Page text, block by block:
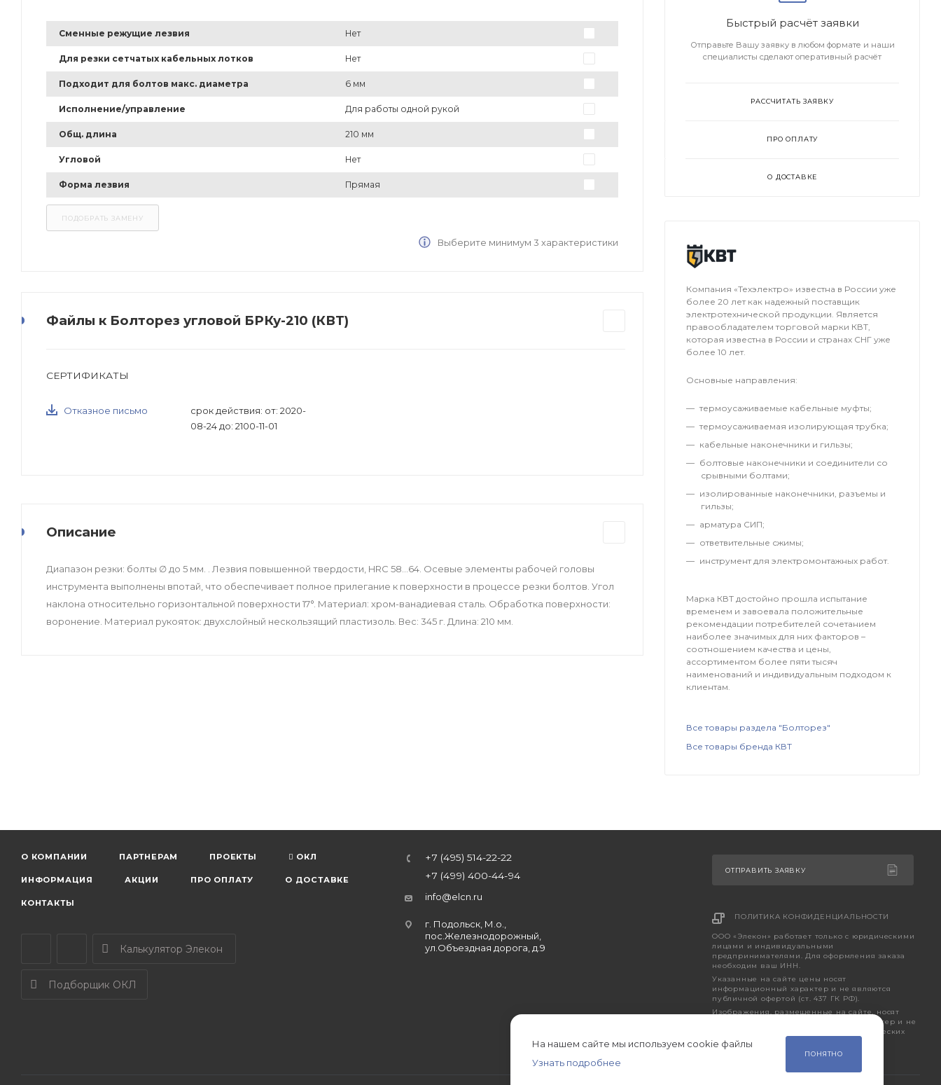
Сменные режущие лезвия Нет
Для резки сетчатых кабельных лотков Нет
Подходит для болтов макс. диаметра 6 мм
Исполнение/управление Для работы одной рукой
Общ. длина 210 мм
Угловой Нет
Форма лезвия Прямая
Выберите минимум 3 характеристики
Файлы к Болторез угловой БРКу-210 (КВТ)
СЕРТИФИКАТЫ
Отказное письмо
срок действия: от: 2020-
08-24 до: 2100-11-01
Описание
Диапазон резки: болты ∅ до 5 мм. . Лезвия повышенной твердости, HRC 58...64. Осевые элементы рабочей головы
инструмента выполнены впотай, что обеспечивает полное прилегание к поверхности в процессе резки болтов. Угол
наклона относительно горизонтальной поверхности 17°. Материал: хром-ванадиевая сталь. Обработка поверхности:
воронение. Материал рукояток: двухслойный нескользящий пластизоль. Вес: 345 г. Длина: 210 мм.
Быстрый расчёт заявки
Отправьте Вашу заявку в любом формате и наши
специалисты сделают оперативный расчёт
РАССЧИТАТЬ ЗАЯВКУ
ПРО ОПЛАТУ
О ДОСТАВКЕ
Компания «Техэлектро» известна в России уже
более 20 лет как надежный поставщик
электротехнической продукции. Является
правообладателем торговой марки КВТ,
которая известна в России и странах СНГ уже
более 10 лет.
Основные направления:
термоусаживаемые кабельные муфты;
термоусаживаемая изолирующая трубка;
кабельные наконечники и гильзы;
болтовые наконечники и соединители со
срывными болтами;
изолированные наконечники, разъемы и
гильзы;
арматура СИП;
ответвительные сжимы;
инструмент для электромонтажных работ.
Марка КВТ достойно прошла испытание
временем и завоевала положительные
рекомендации потребителей сочетанием
наиболее значимых для них факторов –
соотношением качества и цены,
ассортиментом более пяти тысяч
наименований и индивидуальным подходом к
клиентам.
Все товары раздела "Болторез"
Все товары бренда КВТ
О КОМПАНИИ ПАРТНЕРАМ ПРОЕКТЫ ОКЛ
ИНФОРМАЦИЯ АКЦИИ ПРО ОПЛАТУ О ДОСТАВКЕ
КОНТАКТЫ
Калькулятор Элекон
Подборщик ОКЛ
+7 (495) 514-22-22
+7 (499) 400-44-94
info@elcn.ru
г. Подольск, М.о.,
пос.Железнодорожный,
ул.Объездная дорога, д.9
ОТПРАВИТЬ ЗАЯВКУ
ПОЛИТИКА КОНФИДЕНЦИАЛЬНОСТИ
ООО «Элекон» работает только с юридическими
лицами и индивидуальными
предпринимателями. Для оформления заказа
необходим ваш ИНН.
Указанные на сайте цены носят
информационный характер и не являются
публичной офертой (ст. 437 ГК РФ).
Изображения, размещенные на сайте, носят
исключительно ознакомительный характер и не
являются точным отображением фактических
характеристик товара.
На нашем сайте мы используем cookie файлы
Узнать подробнее
ПОНЯТНО